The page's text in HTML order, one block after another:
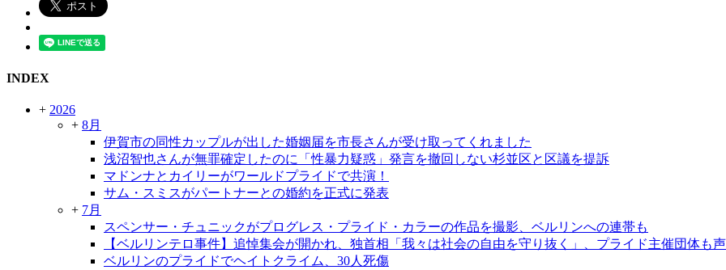
INDEX
+ 2026
+ 8月
伊賀市の同性カップルが出した婚姻届を市長さんが受け取ってくれました
浅沼智也さんが無罪確定したのに「性暴力疑惑」発言を撤回しない杉並区と区議を提訴
マドンナとカイリーがワールドプライドで共演！
サム・スミスがパートナーとの婚約を正式に発表
+ 7月
スペンサー・チュニックがプログレス・プライド・カラーの作品を撮影、ベルリンへの連帯も
【ベルリンテロ事件】追悼集会が開かれ、独首相「我々は社会の自由を守り抜く」、プライド主催団体も
ベルリンのプライドでヘイトクライム、30人死傷